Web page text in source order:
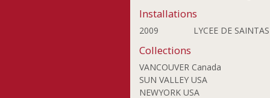
Installations
2009 LYCEE DE
Collections
VANCOUVER Canada
SUN VALLEY USA
NEWYORK USA